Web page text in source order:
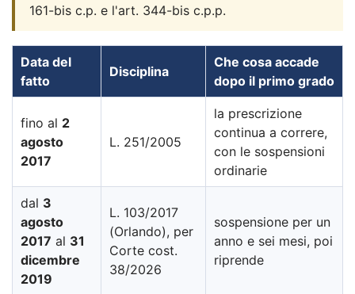
161-bis c.p. e l'art. 344-bis c.p.p.
Data del
fatto
Disciplina
Che cosa accade
dopo il primo grado
fino al 2
agosto
2017
L. 251/2005
la prescrizione
continua a correre,
con le sospensioni
ordinarie
dal 3
agosto
2017 al 31
dicembre
2019
L. 103/2017
(Orlando), per
Corte cost.
38/2026
sospensione per un
anno e sei mesi, poi
riprende